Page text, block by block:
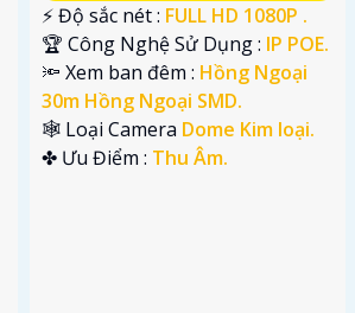
️⚡ Độ sắc nét : FULL HD 1080P .
🏆 Công Nghệ Sử Dụng : IP POE.
🔦 Xem ban đêm : Hồng Ngoại
30m Hồng Ngoại SMD.
🕸️ Loại Camera Dome Kim loại.
️✤ Ưu Điểm : Thu Âm.